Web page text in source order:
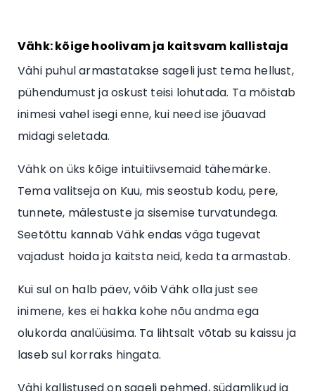
Vähk: kõige hoolivam ja kaitsvam kallistaja
Vähi puhul armastatakse sageli just tema hellust,
pühendumust ja oskust teisi lohutada. Ta mõistab
inimesi vahel isegi enne, kui need ise jõuavad
midagi seletada.
Vähk on üks kõige intuitiivsemaid tähemärke.
Tema valitseja on Kuu, mis seostub kodu, pere,
tunnete, mälestuste ja sisemise turvatundega.
Seetõttu kannab Vähk endas väga tugevat
vajadust hoida ja kaitsta neid, keda ta armastab.
Kui sul on halb päev, võib Vähk olla just see
inimene, kes ei hakka kohe nõu andma ega
olukorda analüüsima. Ta lihtsalt võtab su kaissu ja
laseb sul korraks hingata.